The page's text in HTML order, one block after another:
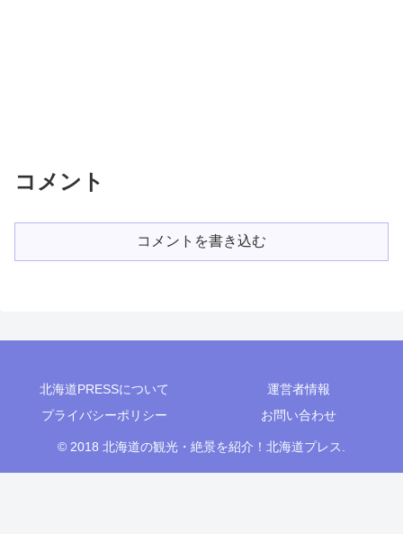
コメント
コメントを書き込む
北海道PRESSについて
運営者情報
プライバシーポリシー
お問い合わせ
© 2018 北海道の観光・絶景を紹介！北海道プレス.